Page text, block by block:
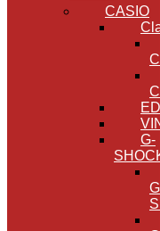
CASIO
G-